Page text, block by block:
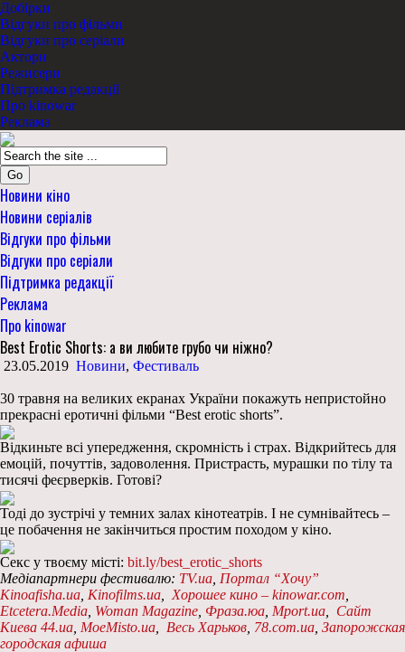
Добірки
Відгуки про фільми
Відгуки про серіали
Актори
Режисери
Підтримка редакції
Про kinowar
Реклама
Go
Новини кіно
Новини серіалів
Відгуки про фільми
Відгуки про серіали
Підтримка редакції
Реклама
Про kinowar
Best Erotic Shorts: а ви любите грубо чи ніжно?
23.05.2019 Новини, Фестиваль
30 травня на великих екранах України покажуть непристойно
прекрасні еротичні фільми “Best erotic shorts”.
Відкиньте всі упередження, скромність і страх. Відкрийтесь для
емоцій, почуттів, задоволення. Пристрасть, мурашки по тілу та
тисячі феєрверків. Готові?
Тоді до зустрічі у темних залах кінотеатрів. І не сумнівайтесь –
це побачення не закінчиться простим походом у кіно.
Секс у твоєму місті: bit.ly/best_erotic_shorts
Медіапартнери фестивалю: TV.ua Портал “Хочу”
Kinoafisha.ua Kinofilms.ua Хорошее кино – kinowar.com
Etcetera.Media Woman Magazine Фраза.юа Mport.ua
Сайт
Киева 44.ua MoeMisto.ua Весь Харьков 78.com.ua Запорожская
городская афиша